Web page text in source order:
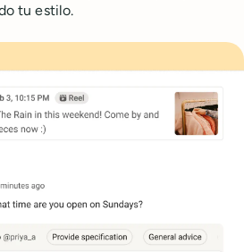
tu estilo.